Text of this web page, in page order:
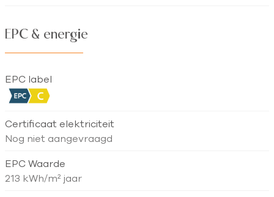
EPC & energie
EPC label
Certificaat elektriciteit
Nog niet aangevraagd
EPC Waarde
213 kWh/m² jaar